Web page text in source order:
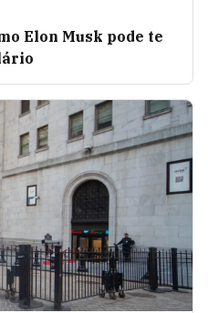
Elon Musk pode te